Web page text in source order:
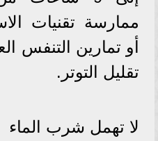
ممارسة تقنيات
أو تمارين التنفس
تقليل التوتر.
لا تهمل شرب الماء